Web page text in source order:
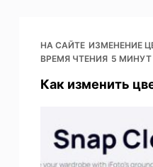
НА САЙТЕ ИЗМЕНЕНИЕ
ВРЕМЯ ЧТЕНИЯ 5 МИНУТ
Как изменить